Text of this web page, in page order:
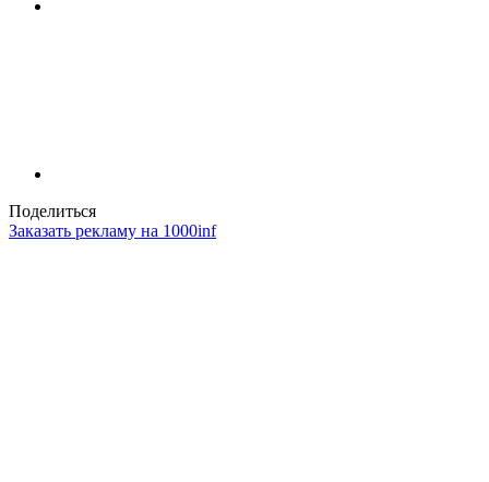
Поделиться
Заказать рекламу на 1000inf